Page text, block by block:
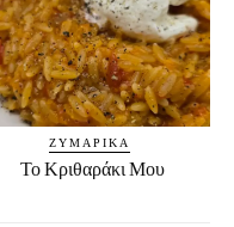
ΖΥΜΑΡΙΚΆ
Το Κριθαράκι Μου